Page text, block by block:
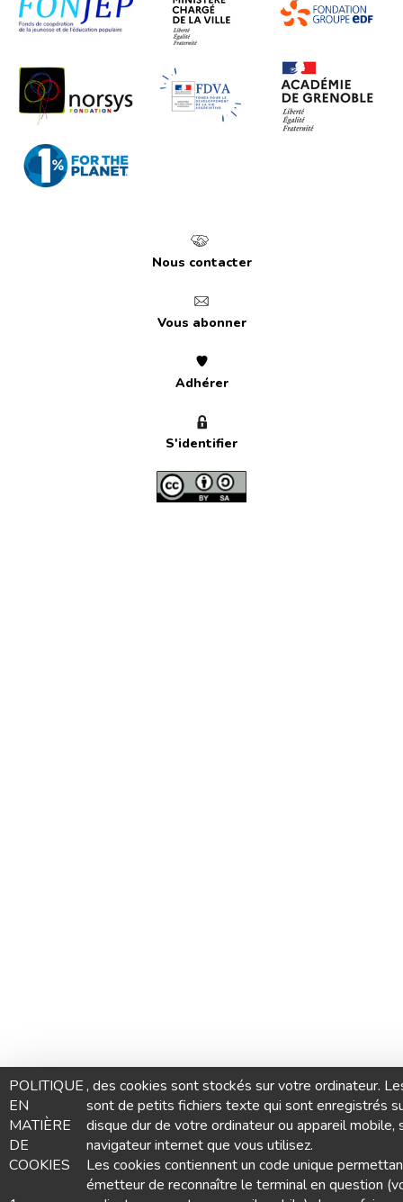
POLITIQUE
EN
MATIÈRE
DE
COOKIES
, des cookies sont stockés sur votre ordinateur.
sont de petits fichiers texte qui sont enregistrés
disque dur de votre ordinateur ou appareil mobile,
navigateur internet que vous utilisez.
Les cookies contiennent un code unique
émetteur de reconnaître le terminal en question
Nous contacter
Vous abonner
Adhérer
S'identifier